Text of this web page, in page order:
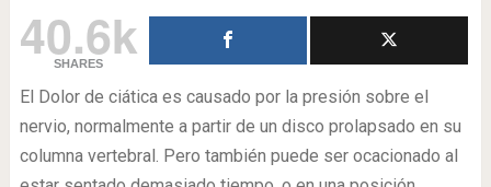
40.6k
SHARES
El Dolor de ciática es causado por la presión sobre el
nervio, normalmente a partir de un disco prolapsado en su
columna vertebral. Pero también puede ser ocacionado al